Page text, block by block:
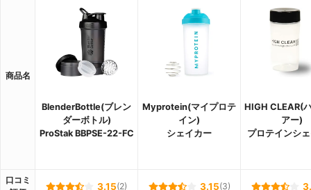
商品名
BlenderBottle(ブレン
ダーボトル)
ProStak BBPSE-22-FC
Myprotein(マイプロテ
イン)
シェイカー
HIGH CLEAR(
アー)
プロテインシ
口コミ
3.15(2) 3.15(3)